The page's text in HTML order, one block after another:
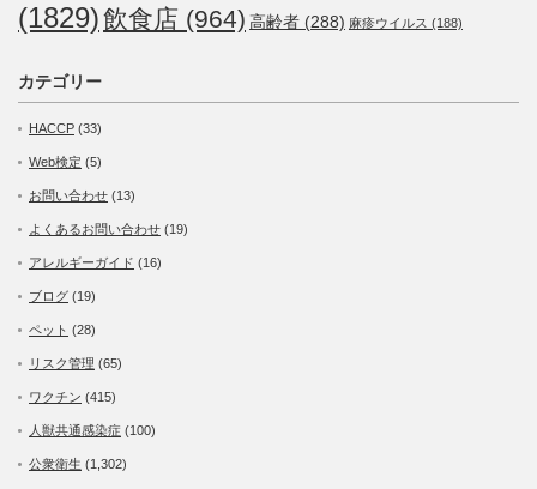
(1829)飲食店 (964) 高齢者 (288) 麻疹ウイルス (188)
カテゴリー
HACCP (33)
Web検定 (5)
お問い合わせ (13)
よくあるお問い合わせ (19)
アレルギーガイド (16)
ブログ (19)
ペット (28)
リスク管理 (65)
ワクチン (415)
人獣共通感染症 (100)
公衆衛生 (1,302)